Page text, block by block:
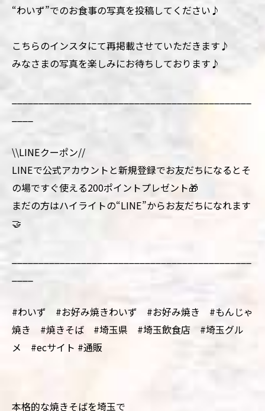
“わいず”でのお食事の写真を投稿してください♪
こちらのインスタにて再掲載させていただきます♪
みなさまの写真を楽しみにお待ちしております♪
\\LINEクーポン//
LINEで公式アカウントと新規登録でお友だちになるとそ
の場ですぐ使える200ポイントプレゼント🎁
まだの方はハイライトの“LINE”からお友だちになれます
🤝
#わいず #お好み焼きわいず #お好み焼き #もんじゃ
焼き #焼きそば #埼玉県 #埼玉飲食店 #埼玉グル
メ #ecサイト #通販
本格的な焼きそばを埼玉で